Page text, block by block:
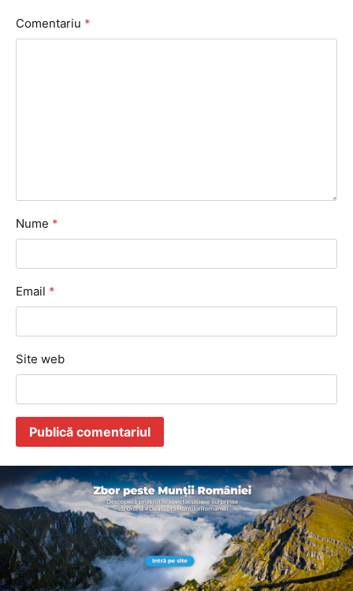
Comentariu *
Nume *
Email *
Site web